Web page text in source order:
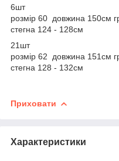
6шт
розмір 60 довжина 150см
стегна 124 - 128см
21шт
розмір 62 довжина 151см
стегна 128 - 132см
Приховати
Характеристики